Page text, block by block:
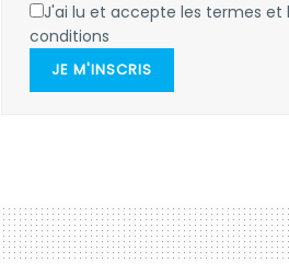
J'ai lu et accepte les termes et
conditions
JE M'INSCRIS